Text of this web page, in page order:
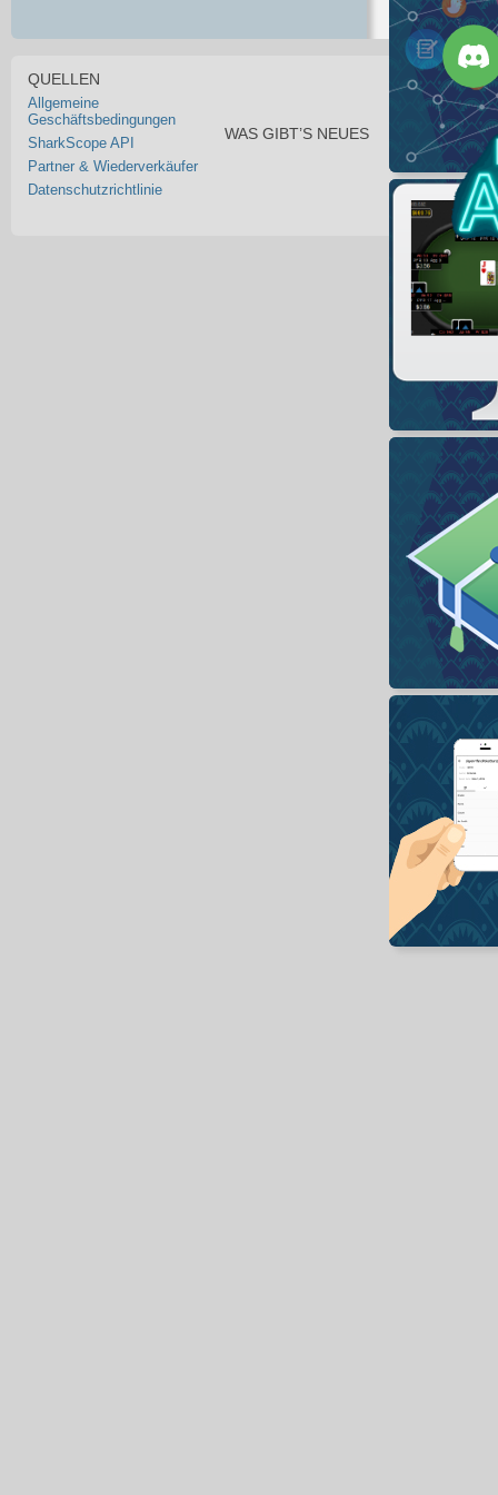
QUELLEN
Allgemeine
Geschäftsbedingungen
SharkScope API
Partner & Wiederverkäufer
Datenschutzrichtlinie
WAS GIBT’S NEUES